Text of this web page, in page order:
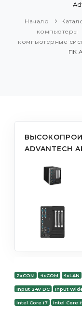
Начало
компьютеры
компьютерные
ПК
ADVANTECH
2xCOM 4xCOM 4xLAN
Input 24V DC Input
Intel Core i7 Intel Core